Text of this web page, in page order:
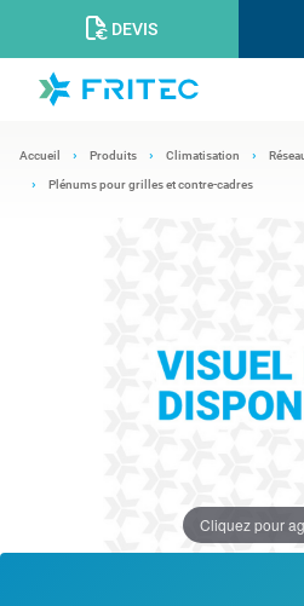
DEVIS
Accueil Produits Climatisation
Plénums pour grilles et contre-cadres
Cliquez pour